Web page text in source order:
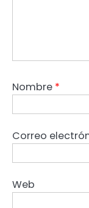
Nombre *
Correo
Web